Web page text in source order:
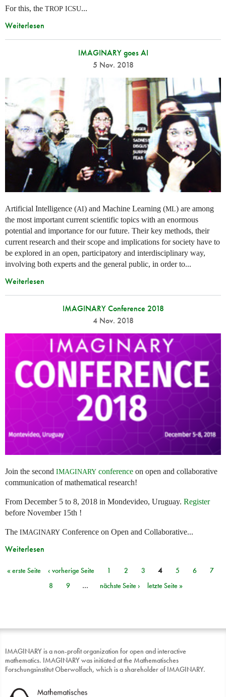
For this, the TROP ICSU...
Weiterlesen
IMAGINARY goes AI
5 Nov. 2018
Artificial Intelligence (AI) and Machine Learning (ML) are among
the most important current scientific topics with an enormous
potential and importance for our future. Their key methods, their
current research and their scope and implications for society have to
be explored in an open, participatory and interdisciplinary way,
involving both experts and the general public, in order to...
Weiterlesen
IMAGINARY Conference 2018
4 Nov. 2018
Join the second IMAGINARY conference on open and collaborative
communication of mathematical research!
From December 5 to 8, 2018 in Mondevideo, Uruguay. Register
before November 15th !
The IMAGINARY Conference on Open and Collaborative...
Weiterlesen
Seiten
« erste Seite ‹ vorherige Seite 1 2 3 4 5 6
7
8
9 … nächste Seite › letzte Seite »
IMAGINARY is a non-profit organization for open and interactive
mathematics. IMAGINARY was initiated at the Mathematisches
Forschungsinstitut Oberwolfach, which is a shareholder of IMAGINARY.